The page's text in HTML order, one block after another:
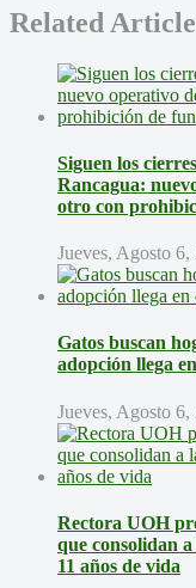
Related
Siguen los
Rancagua:
otro con
Jueves, Agosto 6,
Gatos buscan
adopción llega
Jueves, Agosto 6,
Rectora UOH
que consolidan
11 años de vida